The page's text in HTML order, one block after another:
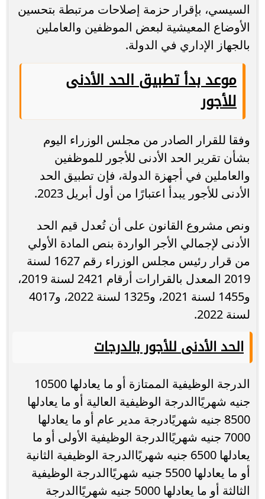
السيسي، بإقرار حزمة إصلاحات مرتبطة بتحسين
الأوضاع المعيشية لبعض الموظفين والعاملين
بالجهاز الإداري في الدولة.
موعد بدأ تطبيق الحد الأدنى
للأجور
وفقا للقرار الصادر من مجلس الوزراء اليوم
بشأن تقرير الحد الأدنى للأجور للموظفين
والعاملين في أجهزة الدولة، فإن تطبيق الحد
الأدنى للأجور يبدأ اعتبارًا من أول أبريل 2023.
ونص مشروع القانون على أن تُعدل قيم الحد
الأدنى لإجمالي الأجر الواردة بنص المادة الأولي
من قرار رئيس مجلس الوزراء رقم 1627 لسنة
2019 المعدل بالقرارات أرقام 2421 لسنة 2019،
و1455 لسنة 2021، و1325 لسنة 2022، و4017
لسنة 2022.
الحد الأدنى للأجور بالدرجات
الدرجة الوظيفية الممتازة أو ما يعادلها 10500
جنيه شهريًاالدرجة الوظيفية العالية أو ما يعادلها
8500 جنيه شهريًادرجة مدير عام أو ما يعادلها
7000 جنيه شهريًاالدرجة الوظيفية الأولى أو ما
يعادلها 6500 جنيه شهريًاالدرجة الوظيفية الثانية
أو ما يعادلها 5500 جنيه شهريًاالدرجة الوظيفية
الثالثة أو ما يعادلها 5000 جنيه شهريًاالدرجة